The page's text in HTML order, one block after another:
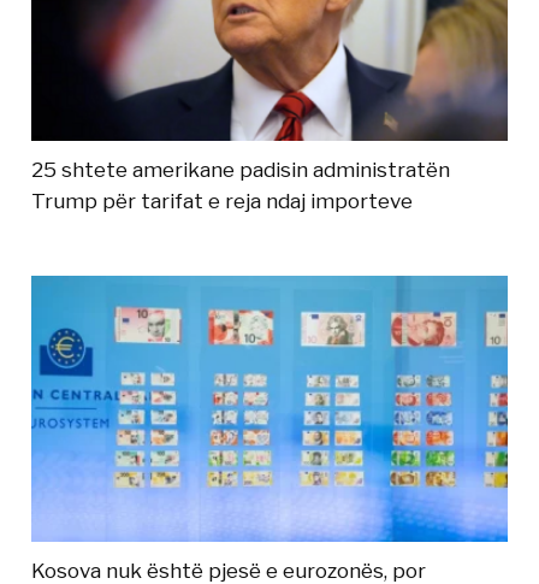
25 shtete amerikane padisin administratën
Trump për tarifat e reja ndaj importeve
Kosova nuk është pjesë e eurozonës, por